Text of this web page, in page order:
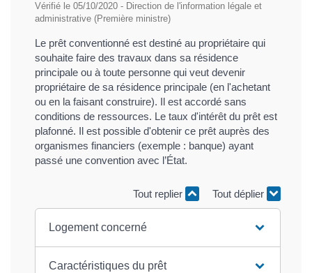
Vérifié le 05/10/2020 - Direction de l'information légale et
administrative (Première ministre)
Le prêt conventionné est destiné au propriétaire qui
souhaite faire des travaux dans sa résidence
principale ou à toute personne qui veut devenir
propriétaire de sa résidence principale (en l'achetant
ou en la faisant construire). Il est accordé sans
conditions de ressources. Le taux d'intérêt du prêt est
plafonné. Il est possible d'obtenir ce prêt auprès des
organismes financiers (exemple : banque) ayant
passé une convention avec l’État.
Tout replier Tout déplier
Logement concerné
Caractéristiques du prêt